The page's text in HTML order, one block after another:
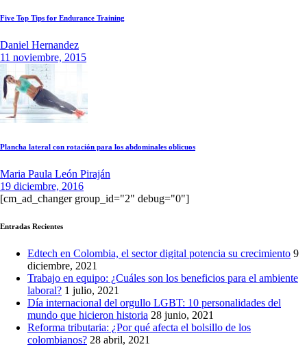
Five Top Tips for Endurance Training
Daniel Hernandez
11 noviembre, 2015
Plancha lateral con rotación para los abdominales oblicuos
Maria Paula León Piraján
19 diciembre, 2016
[cm_ad_changer group_id="2" debug="0"]
Entradas Recientes
Edtech en Colombia, el sector digital potencia su crecimiento 9
diciembre, 2021
Trabajo en equipo: ¿Cuáles son los beneficios para el ambiente
laboral? 1 julio, 2021
Día internacional del orgullo LGBT: 10 personalidades del
mundo que hicieron historia 28 junio, 2021
Reforma tributaria: ¿Por qué afecta el bolsillo de los
colombianos? 28 abril, 2021